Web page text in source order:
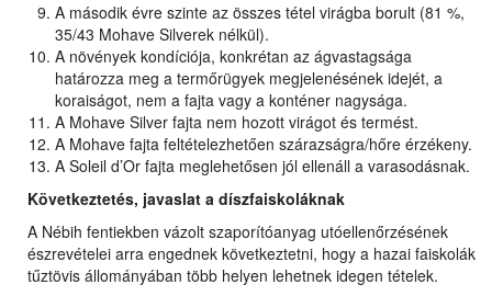
A második évre szinte az összes tétel virágba borult (81 %,
35/43 Mohave Silverek nélkül).
A növények kondíciója, konkrétan az ágvastagsága
határozza meg a termőrügyek megjelenésének idejét, a
koraiságot, nem a fajta vagy a konténer nagysága.
A Mohave Silver fajta nem hozott virágot és termést.
A Mohave fajta feltételezhetően szárazságra/hőre érzékeny.
A Soleil d’Or fajta meglehetősen jól ellenáll a varasodásnak.
Következtetés, javaslat a díszfaiskoláknak
A Nébih fentiekben vázolt szaporítóanyag utóellenőrzésének
észrevételei arra engednek következtetni, hogy a hazai faiskolák
tűztövis állományában több helyen lehetnek idegen tételek.